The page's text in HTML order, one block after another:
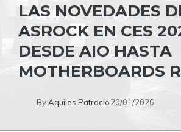
LAS NOVEDADES
ASROCK EN CES
DESDE AIO HASTA
MOTHERBOARDS
ByAquiles Patroclo20/01/2026